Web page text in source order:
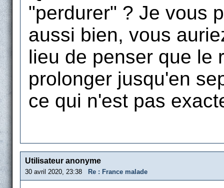
"perdurer" ? Je vous
aussi bien, vous
lieu de penser que le
prolonger jusqu'en
ce qui n'est pas
Utilisateur anonyme
30 avril 2020, 23:38 Re : France malade